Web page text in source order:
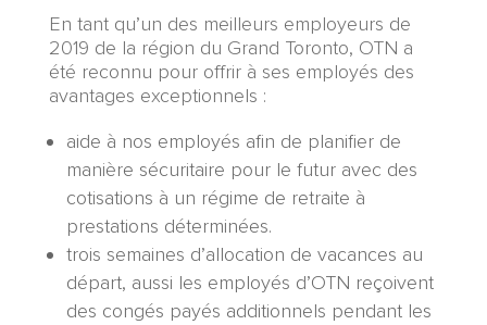
En tant qu’un des meilleurs employeurs de
2019 de la région du Grand Toronto, OTN a
été reconnu pour offrir à ses employés des
avantages exceptionnels :
aide à nos employés afin de planifier de
manière sécuritaire pour le futur avec des
cotisations à un régime de retraite à
prestations déterminées.
trois semaines d’allocation de vacances au
départ, aussi les employés d’OTN reçoivent
des congés payés additionnels pendant les